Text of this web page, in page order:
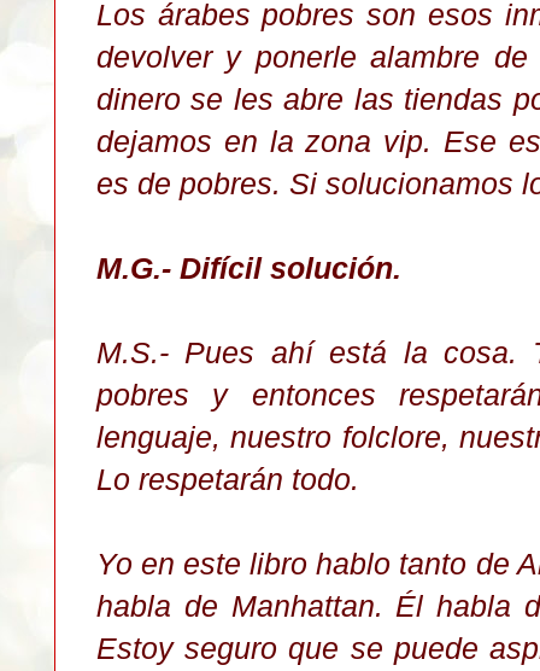
Los árabes pobres son esos
devolver y ponerle alambre
dinero se les abre las tiendas
dejamos en la zona vip. Ese
es de pobres. Si solucionamos
M.G.- Difícil solución.
M.S.- Pues ahí está la cosa.
pobres y entonces
lenguaje, nuestro folclore,
Lo respetarán todo.
Yo en este libro hablo tanto de
habla de Manhattan. Él habla
Estoy seguro que se puede